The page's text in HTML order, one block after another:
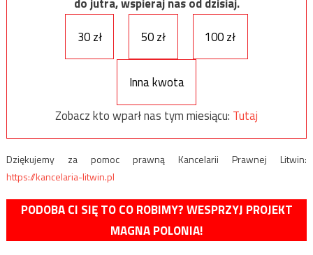
30 zł
50 zł 100 zł
Inna kwota
Zobacz kto wparł nas tym miesiącu: Tutaj
Dziękujemy za pomoc prawną Kancelarii Prawnej Litwin:
https://kancelaria-litwin.pl
PODOBA CI SIĘ TO CO ROBIMY? WESPRZYJ PROJEKT
MAGNA POLONIA!